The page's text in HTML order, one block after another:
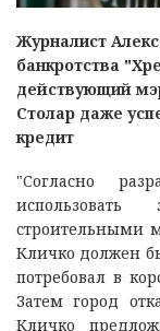
Журналист
банкротства
действующий
Столар даже
кредит
"Согласно
строительными
Кличко должен
потребовал в
Затем город
Кличко